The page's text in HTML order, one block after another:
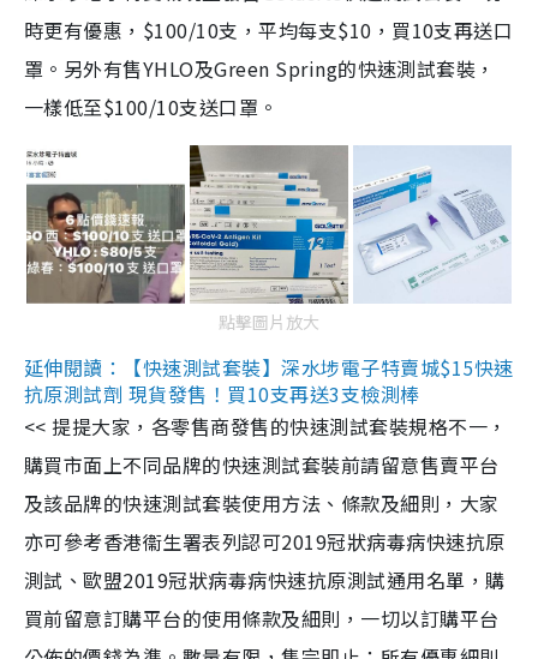
時更有優惠，$100/10支，平均每支$10，買10支再送口
罩。另外有售YHLO及Green Spring的快速測試套裝，
一樣低至$100/10支送口罩。
點擊圖片放大
延伸閱讀：【快速測試套裝】深水埗電子特賣城$15快速
抗原測試劑 現貨發售！買10支再送3支檢測棒
<< 提提大家，各零售商發售的快速測試套裝規格不一，
購買市面上不同品牌的快速測試套裝前請留意售賣平台
及該品牌的快速測試套裝使用方法、條款及細則，大家
亦可參考香港衞生署表列認可2019冠狀病毒病快速抗原
測試、歐盟2019冠狀病毒病快速抗原測試通用名單，購
買前留意訂購平台的使用條款及細則，一切以訂購平台